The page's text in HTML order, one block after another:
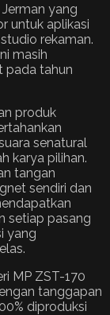
yang
untuk aplikasi
rekaman.
masih
pada tahun
produk
senatural
karya pilihan.
tangan
sendiri dan
setiap pasang
yang
MP ZST-170
tanggapan
diproduksi